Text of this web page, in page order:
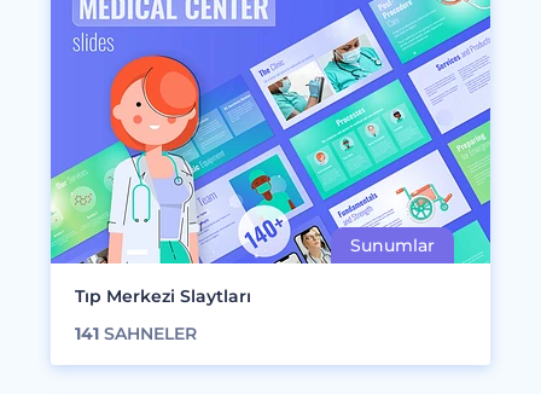
Tıp Merkezi Slaytları
141 SAHNELER